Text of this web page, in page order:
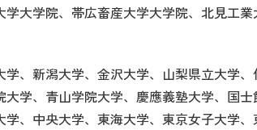
大学院、帯広畜産大学大学院、北見工
、新潟大学、金沢大学、山梨県立大学
学、青山学院大学、慶應義塾大学、国
、中央大学、東海大学、東京女子大学